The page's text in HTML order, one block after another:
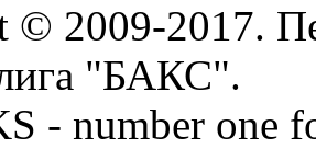
© 2009-2017.
"БАКС".
- number one